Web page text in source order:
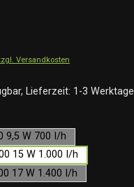
Versandkosten
Lieferzeit: 1-3 Werktage
9,5 W 700 I/h
15 W 1.000 I/h
17 W 1.400 I/h